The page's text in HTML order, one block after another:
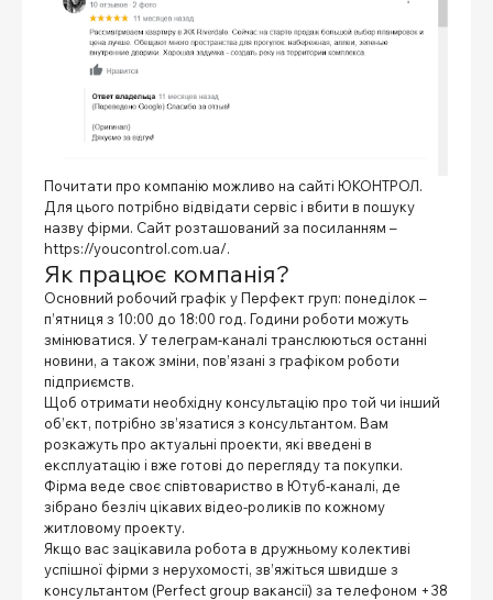
Почитати про компанію можливо на сайті ЮКОНТРОЛ.
Для цього потрібно відвідати сервіс і вбити в пошуку
назву фірми. Сайт розташований за посиланням –
https://youcontrol.com.ua/.
Як працює компанія?
Основний робочий графік у Перфект груп: понеділок –
п’ятниця з 10:00 до 18:00 год. Години роботи можуть
змінюватися. У телеграм-каналі транслюються останні
новини, а також зміни, пов’язані з графіком роботи
підприємств.
Щоб отримати необхідну консультацію про той чи інший
об’єкт, потрібно зв’язатися з консультантом. Вам
розкажуть про актуальні проекти, які введені в
експлуатацію і вже готові до перегляду та покупки.
Фірма веде своє співтовариство в Ютуб-каналі, де
зібрано безліч цікавих відео-роликів по кожному
житловому проекту.
Якщо вас зацікавила робота в дружньому колективі
успішної фірми з нерухомості, зв’яжіться швидше з
консультантом (Perfect group вакансії) за телефоном +38